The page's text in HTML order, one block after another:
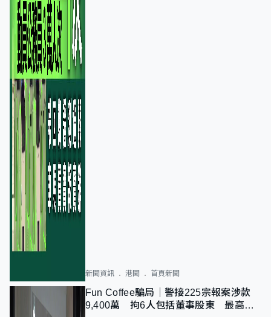
新聞資訊 港聞 首頁新聞
Fun Coffee騙局｜警接225宗報案涉款
9,400萬 拘6人包括董事股東 最高金